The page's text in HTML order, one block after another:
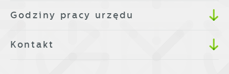
Godziny pracy urzędu
Kontakt